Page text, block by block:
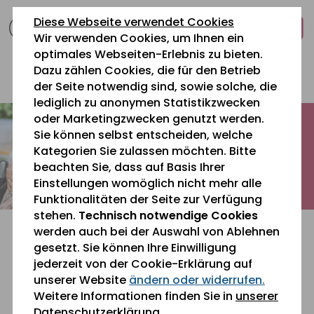
Diese Webseite verwendet Cookies
Wir verwenden Cookies, um Ihnen ein
optimales Webseiten-Erlebnis zu bieten.
Dazu zählen Cookies, die für den Betrieb
der Seite notwendig sind, sowie solche, die
lediglich zu anonymen Statistikzwecken
oder Marketingzwecken genutzt werden.
Sie können selbst entscheiden, welche
Kategorien Sie zulassen möchten. Bitte
beachten Sie, dass auf Basis Ihrer
Einstellungen womöglich nicht mehr alle
Funktionalitäten der Seite zur Verfügung
stehen. Technisch notwendige Cookies
werden auch bei der Auswahl von Ablehnen
gesetzt. Sie können Ihre Einwilligung
jederzeit von der Cookie-Erklärung auf
unserer Website ändern oder widerrufen.
Weitere Informationen finden Sie in unserer
zum
Inhalt
springen
zur
Navigation
springen
zum
Fußbereich
springen
0 26 42 40 60
Sie befinden sich gerade hier:Aktuelles